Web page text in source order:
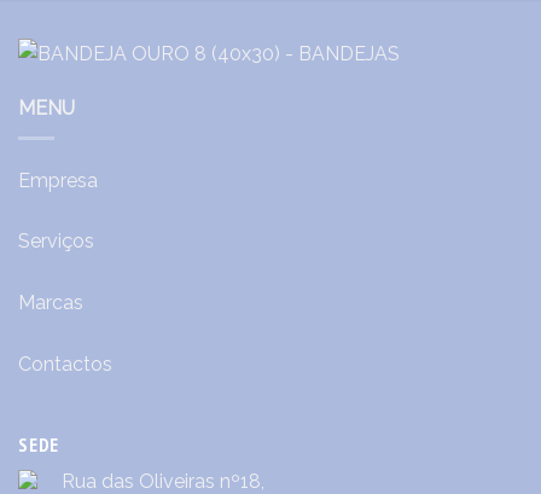
MENU
Empresa
Serviços
Marcas
Contactos
SEDE
Rua das Oliveiras nº18,